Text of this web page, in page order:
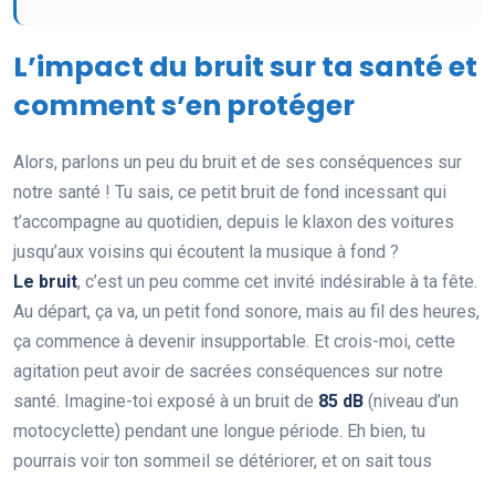
L’impact du bruit sur ta santé et
comment s’en protéger
Alors, parlons un peu du bruit et de ses conséquences sur
notre santé ! Tu sais, ce petit bruit de fond incessant qui
t’accompagne au quotidien, depuis le klaxon des voitures
jusqu’aux voisins qui écoutent la musique à fond ?
Le bruit, c’est un peu comme cet invité indésirable à ta fête.
Au départ, ça va, un petit fond sonore, mais au fil des heures,
ça commence à devenir insupportable. Et crois-moi, cette
agitation peut avoir de sacrées conséquences sur notre
santé. Imagine-toi exposé à un bruit de 85 dB (niveau d’un
motocyclette) pendant une longue période. Eh bien, tu
pourrais voir ton sommeil se détériorer, et on sait tous